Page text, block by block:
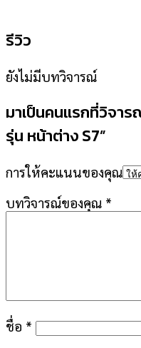
รีวิว
ยังไม่มีบทวิจารณ์
มาเป็นคนแรกที่วิจา
รุ่น หน้าต่าง S7”
การให้คะแนนของคุณ
บทวิจารณ์ของคุณ *
ชื่อ *